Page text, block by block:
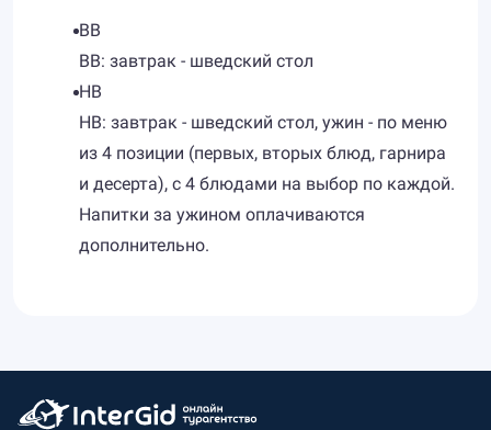
BB
BB: завтрак - шведский стол
HB
HB: завтрак - шведский стол, ужин - по меню
из 4 позиции (первых, вторых блюд, гарнира
и десерта), с 4 блюдами на выбор по каждой.
Напитки за ужином оплачиваются
дополнительно.